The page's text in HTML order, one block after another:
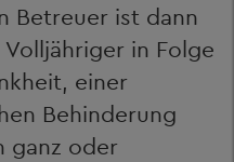
Betreuer ist dann
in Folge
einer
Behinderung
ganz oder